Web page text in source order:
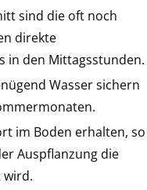
sind die oft noch
direkte
in den Mittagsstunden.
Wasser sichern
im Boden erhalten, so
Auspflanzung die
wird.